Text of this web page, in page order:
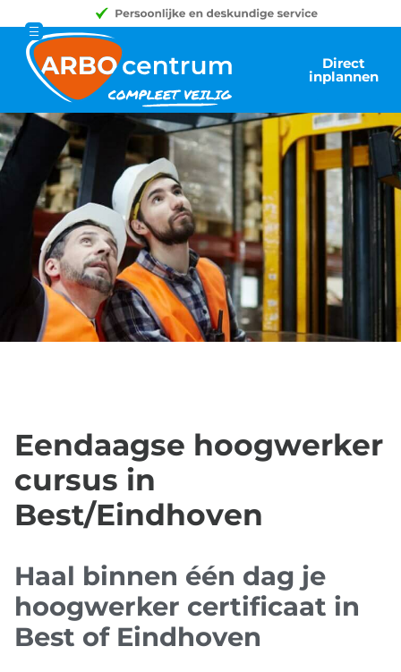
Direct
inplannen
Eendaagse hoogwerker
cursus in
Best/Eindhoven
Haal binnen één dag je
hoogwerker certificaat in
Best of Eindhoven